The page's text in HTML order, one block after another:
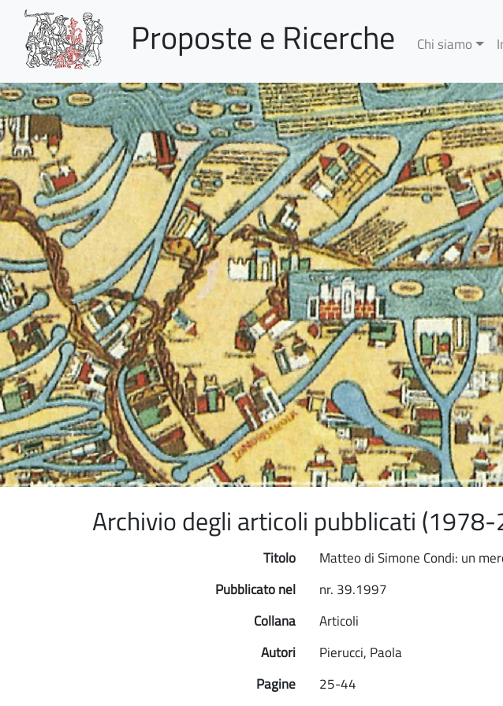
Proposte e Ricerche Chi siamo
Archivio degli articoli pubblicati
Titolo
Matteo di Simone Condi: un
Pubblicato nel
nr. 39.1997
Collana
Articoli
Autori
Pierucci, Paola
Pagine
25-44